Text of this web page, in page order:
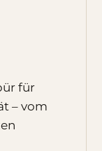
für
– vom